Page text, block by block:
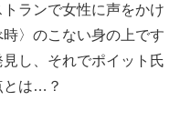
ランで女性に声をかけ
〉のこない身の上です
し、それでポイット氏
とは…？